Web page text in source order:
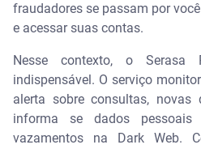
fraudadores se passam por
e acessar suas contas.
Nesse contexto, o
indispensável. O serviço
alerta sobre consultas, novas
informa se dados pessoais
vazamentos na Dark Web.